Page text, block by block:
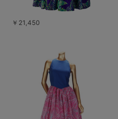
￥21,450